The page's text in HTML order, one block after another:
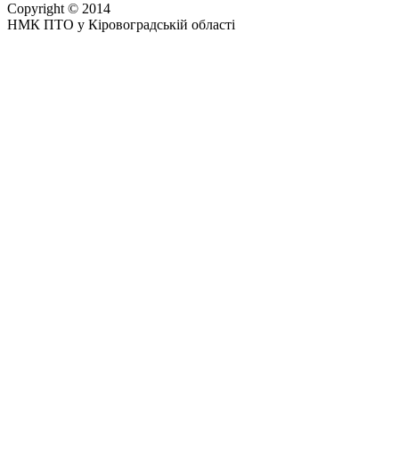
Copyright © 2014
НМК ПТО у Кіровоградській області